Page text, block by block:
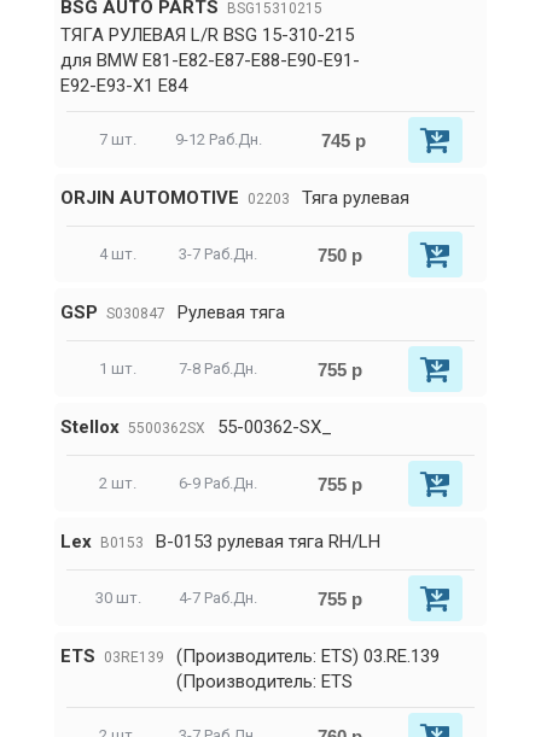
BSG AUTO PARTS BSG15310215
ТЯГА РУЛЕВАЯ L/R BSG 15-310-215
для BMW E81-E82-E87-E88-E90-E91-
E92-E93-X1 E84
7 шт. 9-12 Раб.Дн. 745 р
ORJIN AUTOMOTIVE 02203 Тяга рулевая
4 шт. 3-7 Раб.Дн. 750 р
GSP S030847 Рулевая тяга
1 шт. 7-8 Раб.Дн. 755 р
Stellox 5500362SX 55-00362-SX_
2 шт. 6-9 Раб.Дн. 755 р
Lex B0153 B-0153 рулевая тяга RH/LH
30 шт. 4-7 Раб.Дн. 755 р
ETS 03RE139
(Производитель: ETS) 03.RE.139
(Производитель: ETS